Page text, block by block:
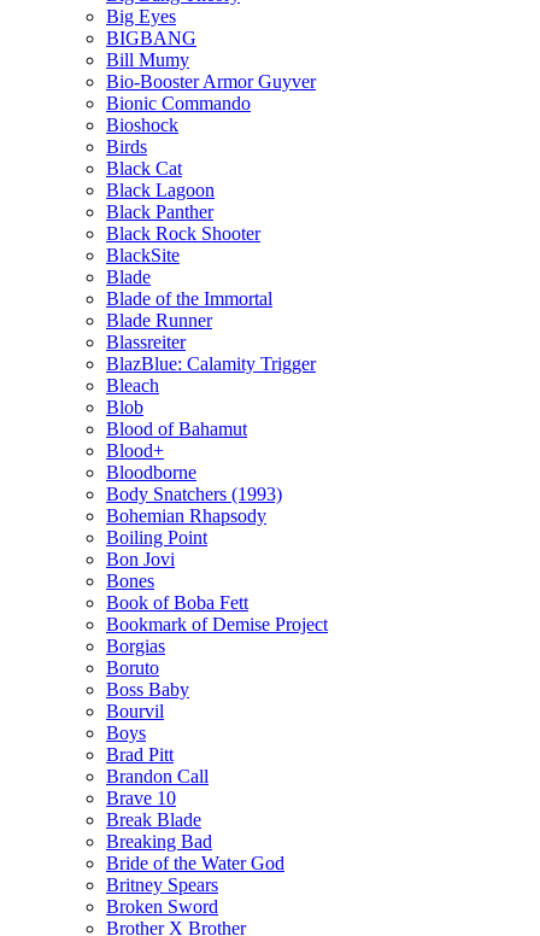
Big Eyes
BIGBANG
Bill Mumy
Bio-Booster Armor Guyver
Bionic Commando
Bioshock
Birds
Black Cat
Black Lagoon
Black Panther
Black Rock Shooter
BlackSite
Blade
Blade of the Immortal
Blade Runner
Blassreiter
BlazBlue: Calamity Trigger
Bleach
Blob
Blood of Bahamut
Blood+
Bloodborne
Body Snatchers (1993)
Bohemian Rhapsody
Boiling Point
Bon Jovi
Bones
Book of Boba Fett
Bookmark of Demise Project
Borgias
Boruto
Boss Baby
Bourvil
Boys
Brad Pitt
Brandon Call
Brave 10
Break Blade
Breaking Bad
Bride of the Water God
Britney Spears
Broken Sword
Brother X Brother